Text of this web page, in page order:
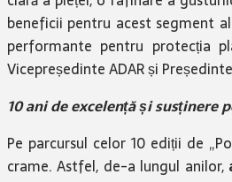
beneficii pentru acest segment
performante pentru protecția
Vicepreședinte ADAR și
10 ani de excelență și susținere
Pe parcursul celor 10 ediții de
crame. Astfel, de-a lungul anilor,